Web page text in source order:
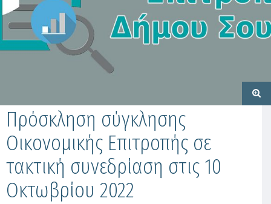
Πρόσκληση σύγκλησης
Οικονομικής Επιτροπής σε
τακτική συνεδρίαση στις 10
Οκτωβρίου 2022